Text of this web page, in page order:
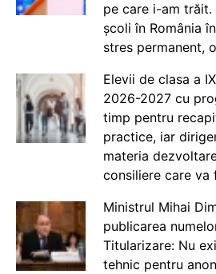
pe care i-am trăit.
școli în România
stres permanent,
Elevii de clasa a
2026-2027 cu
timp pentru
practice, iar
materia
consiliere care
Ministrul Mihai
publicarea
Titularizare: Nu
tehnic pentru